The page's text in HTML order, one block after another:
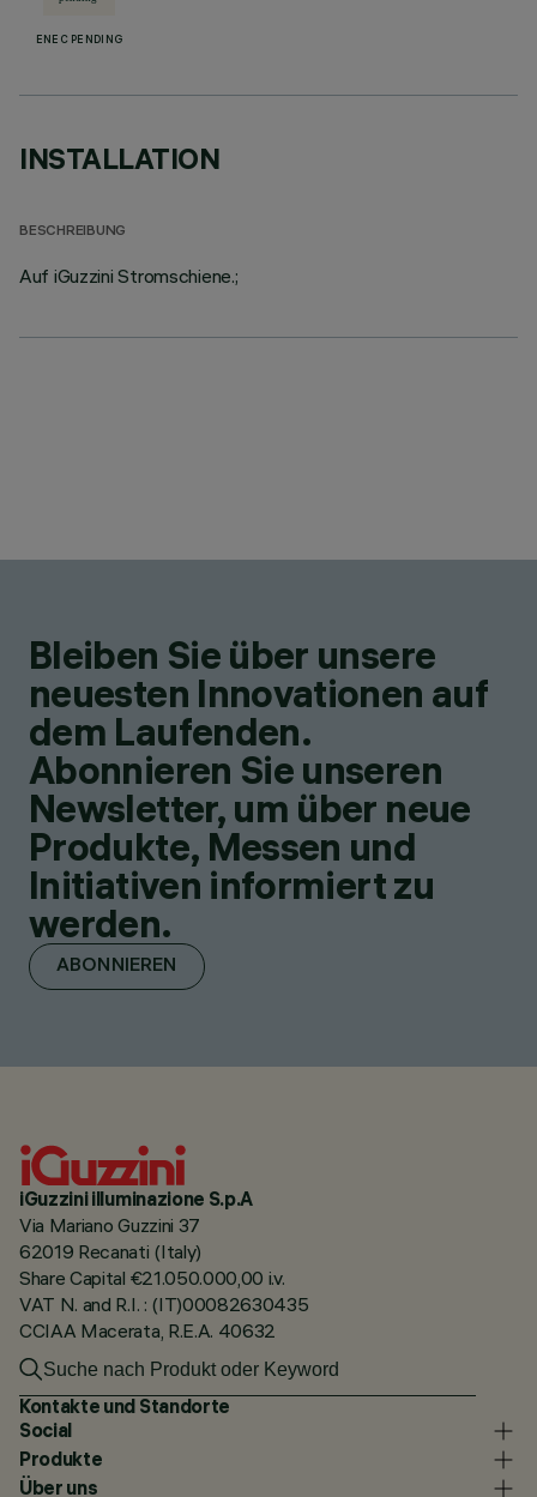
ENEC PENDING
INSTALLATION
BESCHREIBUNG
Auf iGuzzini Stromschiene.;
Bleiben Sie über unsere
neuesten Innovationen auf
dem Laufenden.
Abonnieren Sie unseren
Newsletter, um über neue
Produkte, Messen und
Initiativen informiert zu
werden.
ABONNIEREN
iGuzzini illuminazione S.p.A
Via Mariano Guzzini 37
62019 Recanati (Italy)
Share Capital €21.050.000,00 i.v.
VAT N. and R.I. : (IT)00082630435
CCIAA Macerata, R.E.A. 40632
Kontakte und Standorte
Social
Produkte
Über uns